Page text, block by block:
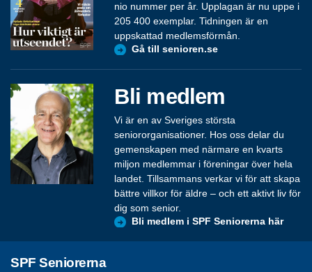
nio nummer per år. Upplagan är nu uppe i
205 400 exemplar. Tidningen är en
uppskattad medlemsförmån.
Gå till senioren.se
Bli medlem
Vi är en av Sveriges största
seniororganisationer. Hos oss delar du
gemenskapen med närmare en kvarts
miljon medlemmar i föreningar över hela
landet. Tillsammans verkar vi för att skapa
bättre villkor för äldre – och ett aktivt liv för
dig som senior.
Bli medlem i SPF Seniorerna här
SPF Seniorerna